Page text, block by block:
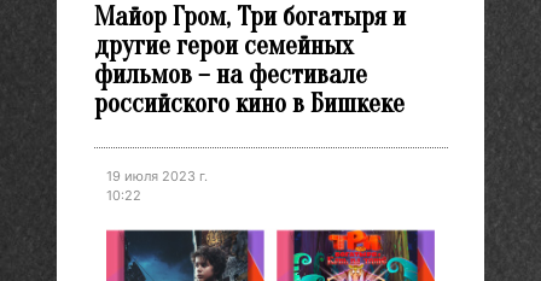
Майор Гром, Три богатыря и
другие герои семейных
фильмов – на фестивале
российского кино в Бишкеке
19 июля 2023 г.
10:22